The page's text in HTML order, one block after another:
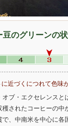
豆のグリーンの
近づくにつれて色味
オブ・エクセレンスと
穫されたコーヒーの中
で、中南米を中心に各